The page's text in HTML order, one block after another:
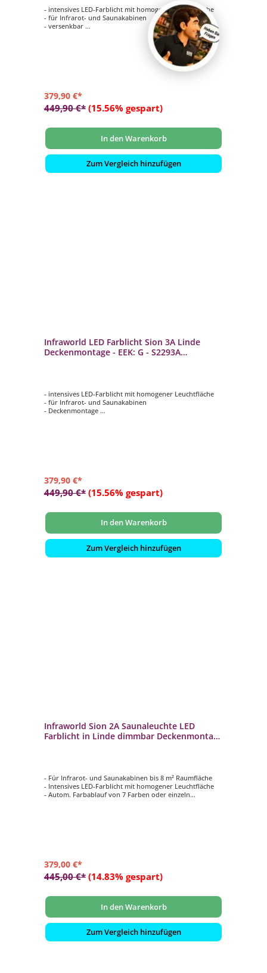
- intensives LED-Farblicht mit homogener Leuchtfläche
- für Infrarot- und Saunakabinen
- versenkbar
- autom. Farbablauf oder einzeln anwählbar
379,90 €*
449,90 €* (15.56% gespart)
In den Warenkorb
Zum Vergleich hinzufügen
Infraworld LED Farblicht Sion 3A Linde
Deckenmontage - EEK: G - S2293A
- intensives LED-Farblicht mit homogener Leuchtfläche
- für Infrarot- und Saunakabinen
- Deckenmontage
379,90 €*
449,90 €* (15.56% gespart)
In den Warenkorb
Zum Vergleich hinzufügen
Infraworld Sion 2A Saunaleuchte LED
Farblicht in Linde dimmbar Deckenmontage
- Für Infrarot- und Saunakabinen bis 8 m² Raumfläche
- Intensives LED-Farblicht mit homogener Leuchtfläche
- Autom. Farbablauf von 7 Farben oder einzeln
379,00 €*
445,00 €* (14.83% gespart)
In den Warenkorb
Zum Vergleich hinzufügen